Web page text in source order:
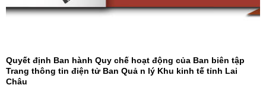
Quyết định Ban hành Quy chế hoạt động của Ban biên tập
Trang thông tin điện tử Ban Quả n lý Khu kinh tế tỉnh Lai
Châu